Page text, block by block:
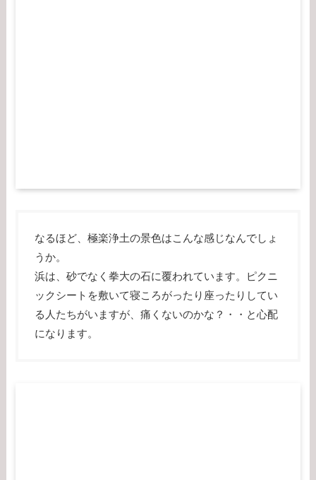
なるほど、極楽浄土の景色はこんな感じなんでしょ
うか。
浜は、砂でなく拳大の石に覆われています。ピクニ
ックシートを敷いて寝ころがったり座ったりしてい
る人たちがいますが、痛くないのかな？・・と心配
になります。